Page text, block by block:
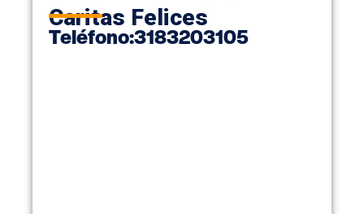
Caritas Felices
Teléfono:3183203105